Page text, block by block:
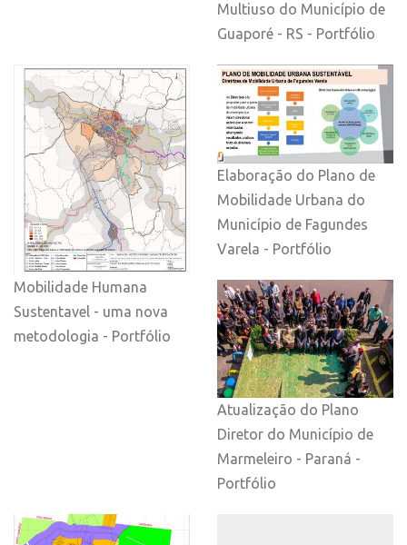
Multiuso do Município de
Guaporé - RS - Portfólio
Mobilidade Humana
Sustentavel - uma nova
metodologia - Portfólio
Elaboração do Plano de
Mobilidade Urbana do
Município de Fagundes
Varela - Portfólio
Atualização do Plano
Diretor do Município de
Marmeleiro - Paraná -
Portfólio